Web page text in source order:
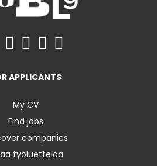
APPLICANTS
My CV
Find jobs
companies
työluetteloa